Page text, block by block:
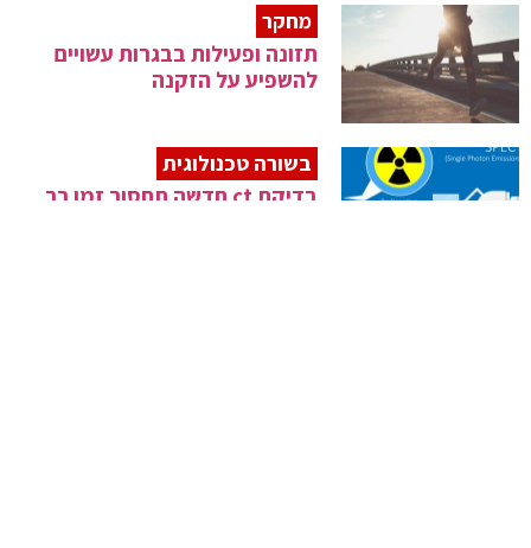
מחקר
תזונה ופעילות בבגרות עשויים
להשפיע על הזקנה
בשורה טכנולוגית
בדיקת ct חדשה תחסוך זמן רב